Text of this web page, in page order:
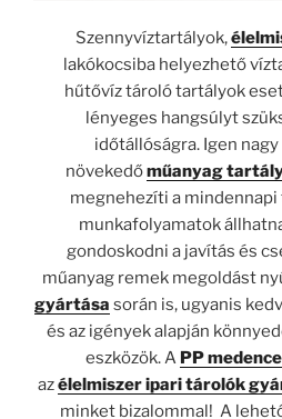
Szennyvíztartályok,
lakókocsiba helyezhető
hűtővíz tároló tartályok
lényeges hangsúlyt
időtállóságra. Igen
növekedőműanyag
megnehezíti a
munkafolyamatok
gondoskodni a javítás és
műanyag remek megoldást
gyártása során is, ugyanis
és az igények alapján
eszközök. A PP
azélelmiszer ipari tárolók
minket bizalommal! A